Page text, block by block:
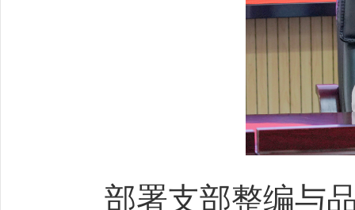
部署支部整编与